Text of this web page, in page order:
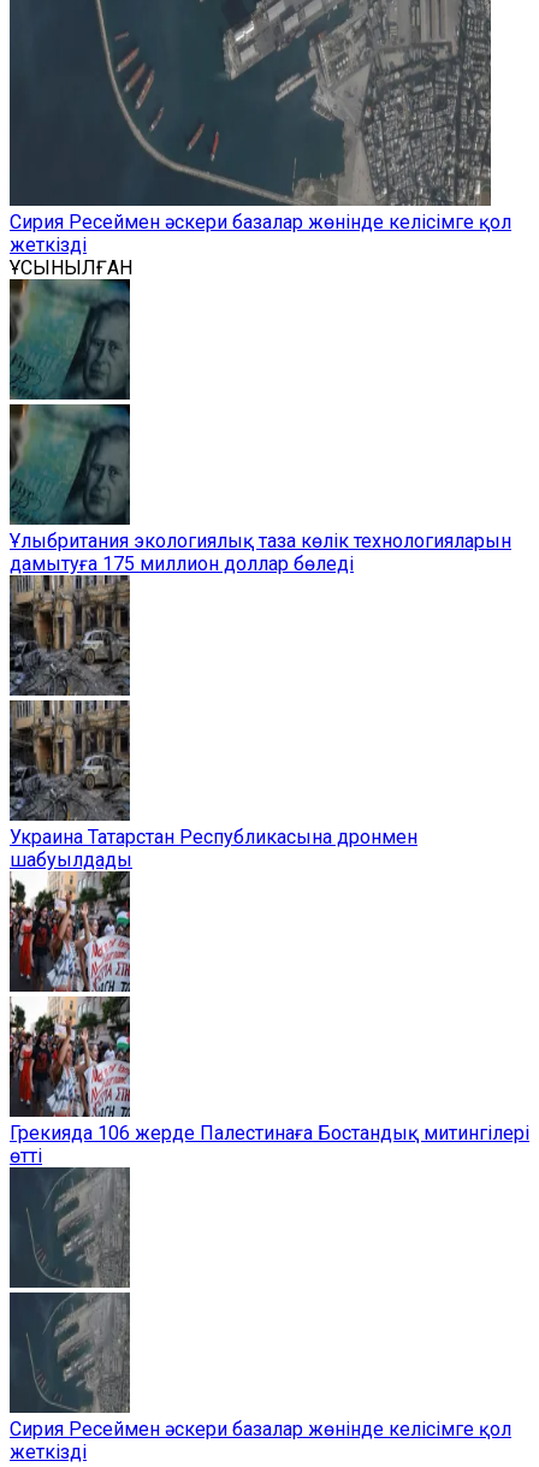
Сирия Ресеймен әскери базалар жөнінде келісімге қол
жеткізді
ҰСЫНЫЛҒАН
Ұлыбритания экологиялық таза көлік технологияларын
дамытуға 175 миллион доллар бөледі
Украина Татарстан Республикасына дронмен
шабуылдады
Грекияда 106 жерде Палестинаға Бостандық митингілері
өтті
Сирия Ресеймен әскери базалар жөнінде келісімге қол
жеткізді